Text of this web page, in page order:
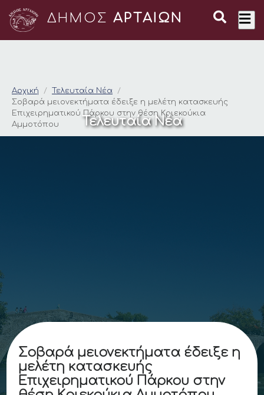
ΔΗΜΟΣ ΑΡΤΑΙΩΝ
Σοβαρά
Αρχική
Τελευταία Νέα
Σοβαρά μειονεκτήματα έδειξε η μελέτη κατασκευής
Επιχειρηματικού Πάρκου στην θέση Κριεκούκια
Αμμοτόπου
Τελευταία Νέα
Σοβαρά μειονεκτήματα έδειξε η
μελέτη κατασκευής
Επιχειρηματικού Πάρκου στην